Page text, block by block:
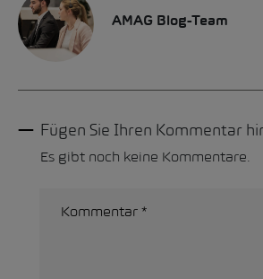
AMAG Blog-Team
Fügen Sie Ihren Kommentar
Es gibt noch keine Kommentare.